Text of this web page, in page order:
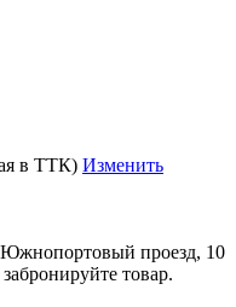
в ТТК) Изменить
проезд, 10
товар.